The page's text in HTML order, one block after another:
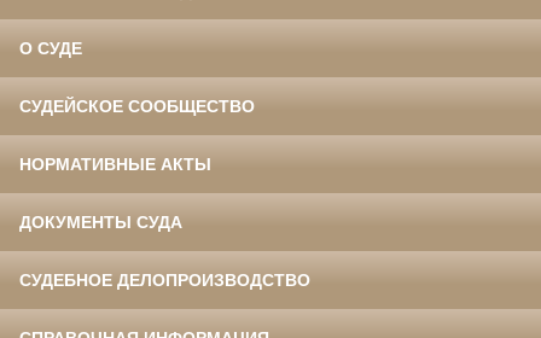
О СУДЕ
СУДЕЙСКОЕ СООБЩЕСТВО
НОРМАТИВНЫЕ АКТЫ
ДОКУМЕНТЫ СУДА
СУДЕБНОЕ ДЕЛОПРОИЗВОДСТВО